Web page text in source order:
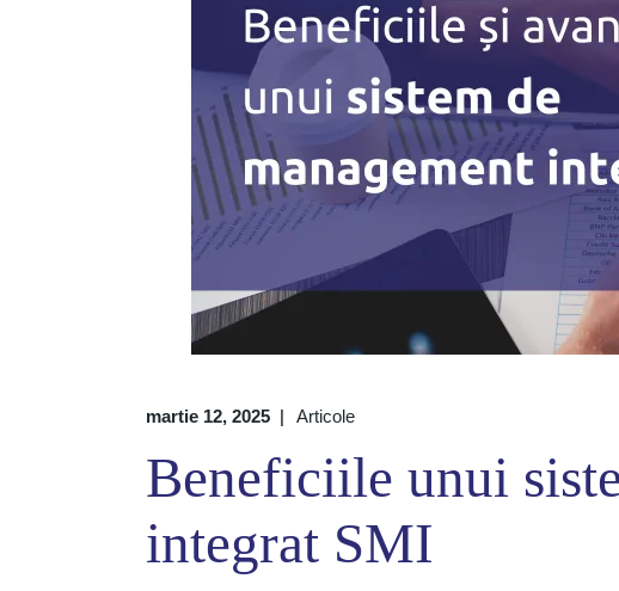
martie 12, 2025 Articole
Beneficiile unui
integrat SMI